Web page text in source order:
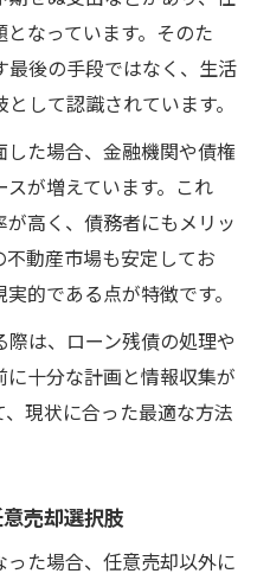
なっています。そのた
後の手段ではなく、生活
して認識されています。
た場合、金融機関や債権
が増えています。これ
高く、債務者にもメリッ
不動産市場も安定してお
的である点が特徴です。
は、ローン残債の処理や
十分な計画と情報収集が
現状に合った最適な方法
売却選択肢
た場合、任意売却以外に